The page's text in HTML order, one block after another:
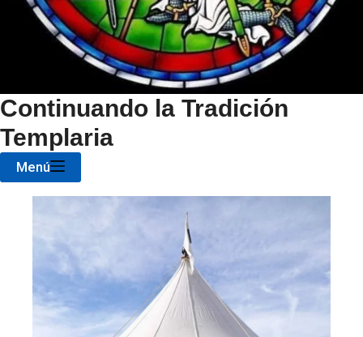
Continuando la Tradición
Templaria
Menú